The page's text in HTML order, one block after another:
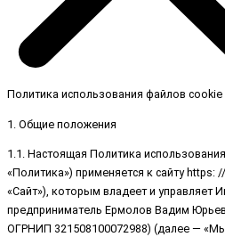
Политика использования файлов cookie
1. Общие положения
1.1. Настоящая Политика
«Политика») применяется к сайту
«Сайт»), которым владеет и управляет
предприниматель Ермолов Вадим
ОГРНИП 321508100072988) (далее —